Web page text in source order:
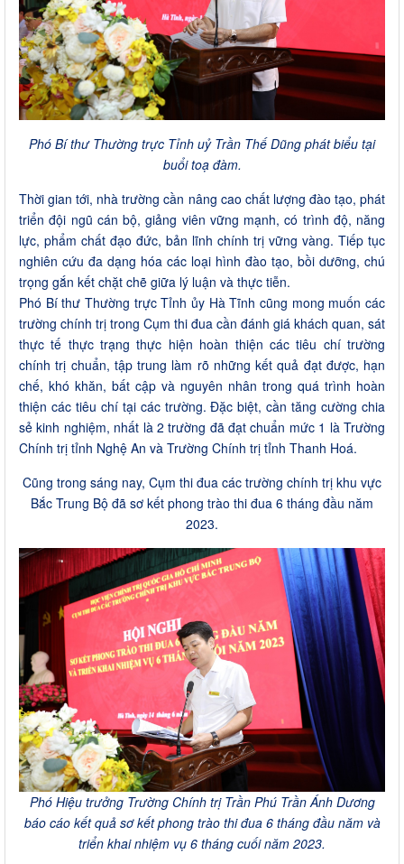
Phó Bí thư Thường trực Tỉnh uỷ Trần Thế Dũng phát biểu tại
buổi toạ đàm.
Thời gian tới, nhà trường cần nâng cao chất lượng đào tạo, phát
triển đội ngũ cán bộ, giảng viên vững mạnh, có trình độ, năng
lực, phẩm chất đạo đức, bản lĩnh chính trị vững vàng. Tiếp tục
nghiên cứu đa dạng hóa các loại hình đào tạo, bồi dưỡng, chú
trọng gắn kết chặt chẽ giữa lý luận và thực tiễn.
Phó Bí thư Thường trực Tỉnh ủy Hà Tĩnh cũng mong muốn các
trường chính trị trong Cụm thi đua cần đánh giá khách quan, sát
thực tế thực trạng thực hiện hoàn thiện các tiêu chí trường
chính trị chuẩn, tập trung làm rõ những kết quả đạt được, hạn
chế, khó khăn, bất cập và nguyên nhân trong quá trình hoàn
thiện các tiêu chí tại các trường. Đặc biệt, cần tăng cường chia
sẻ kinh nghiệm, nhất là 2 trường đã đạt chuẩn mức 1 là Trường
Chính trị tỉnh Nghệ An và Trường Chính trị tỉnh Thanh Hoá.
Cũng trong sáng nay, Cụm thi đua các trường chính trị khu vực
Bắc Trung Bộ đã sơ kết phong trào thi đua 6 tháng đầu năm
2023.
Phó Hiệu trưởng Trường Chính trị Trần Phú Trần Ánh Dương
báo cáo kết quả sơ kết phong trào thi đua 6 tháng đầu năm và
triển khai nhiệm vụ 6 tháng cuối năm 2023.